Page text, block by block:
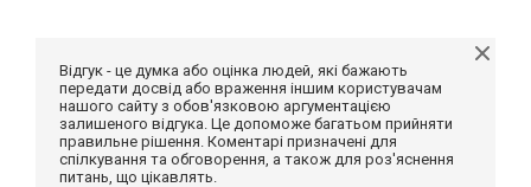
Відгук - це думка або оцінка людей, які бажають
передати досвід або враження іншим користувачам
нашого сайту з обов'язковою аргументацією
залишеного відгука. Це допоможе багатьом прийняти
правильне рішення. Коментарі призначені для
спілкування та обговорення, а також для роз'яснення
питань, що цікавлять.